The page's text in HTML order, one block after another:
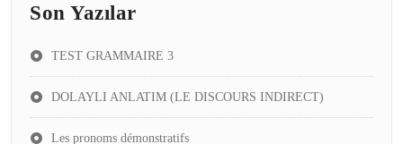
Son Yazılar
TEST GRAMMAIRE 3
DOLAYLI ANLATIM (LE DISCOURS INDIRECT)
Les pronoms démonstratifs